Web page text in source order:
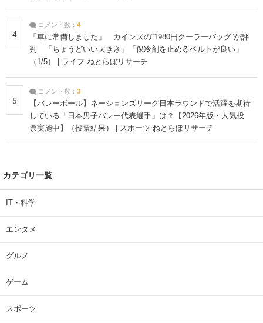
4
コメント数： 4
「車に常備しました」 カインズの“1980円クーラーバッグ”が評
判 「ちょうどいい大きさ」「保冷剤を止めるベルトが良い」
（1/5） | ライフ ねとらぼリサーチ
5
コメント数： 3
【バレーボール】ネーションズリーグ日本ラウンドで活躍を期待
している「日本男子バレー代表選手」は？【2026年版・人気投
票実施中】（投票結果） | スポーツ ねとらぼリサーチ
カテゴリ一覧
IT・科学
エンタメ
グルメ
ゲーム
スポーツ